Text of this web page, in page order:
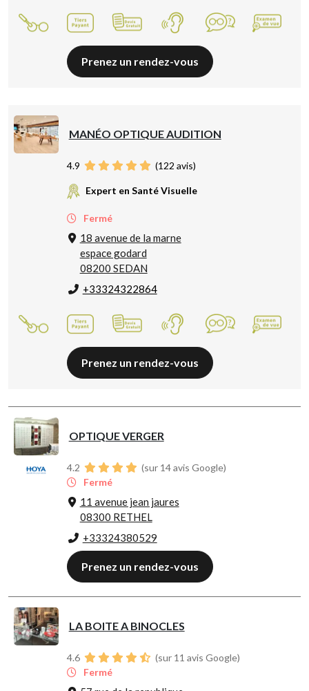
Prenez un rendez-vous
MANÉO OPTIQUE AUDITION
4.9 (122 avis)
Expert en Santé Visuelle
Fermé
18 avenue de la marne
espace godard
08200 SEDAN
+33324322864
Prenez un rendez-vous
OPTIQUE VERGER
4.2
(sur 14 avis Google)
Fermé
11 avenue jean jaures
08300 RETHEL
+33324380529
Prenez un rendez-vous
LA BOITE A BINOCLES
4.6
(sur 11 avis Google)
Fermé